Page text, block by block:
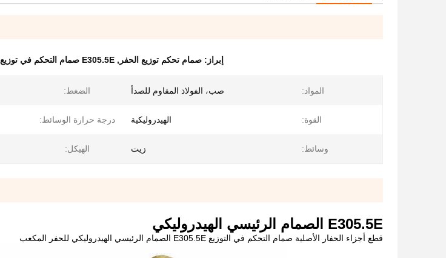
إبراز: صمام تحكم توزيع الحفر , E305.5E صمام التحكم في توزيع الحفر
المواد: صب، الفولاذ المقاوم للصدأ الضغط:
القوة: الهيدروليكية درجة حرارة الوسائط:
وسائط: زيت الهيكل:
E305.5E الصمام الرئيسي الهيدروليكي
قطع أجزاء الحفار الأصلية صمام التحكم في التوزيع E305.5E الصمام الرئيسي الهيدروليكي للحفر المكعب